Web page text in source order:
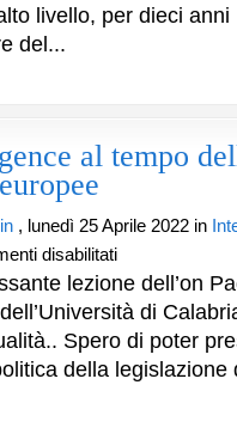
livello, per dieci
del...
al tempo
, lunedì 25 Aprile 2022 in
disabilitatisu
l’intelligence
al
tempo
pandemie
lezione dell’on
di
Spero di poter
della legislazione